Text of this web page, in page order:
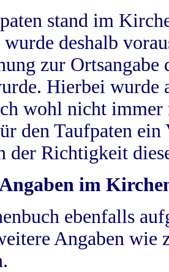
stand im
deshalb
zur
Hierbei wurde
wohl nicht
den Taufpaten
der Richtigkeit
im
ebenfalls
Angaben wie